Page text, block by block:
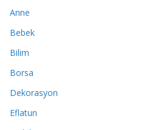
Anne
Bebek
Bilim
Borsa
Dekorasyon
Eflatun